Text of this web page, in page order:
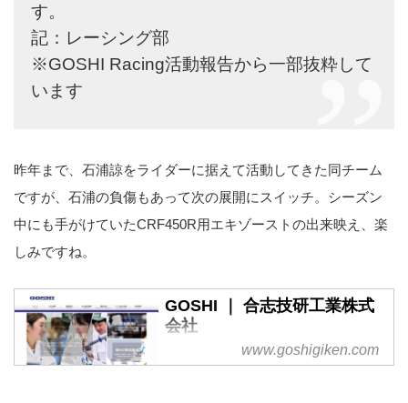
す。
記：レーシング部
※GOSHI Racing活動報告から一部抜粋して
います
昨年まで、石浦諒をライダーに据えて活動してきた同チーム
ですが、石浦の負傷もあって次の展開にスイッチ。シーズン
中にも手がけていたCRF450R用エキゾーストの出来映え、楽
しみですね。
GOSHI ｜ 合志技研工業株式
会社
熊本県合志市。合志技研工業株式
www.goshigiken.com